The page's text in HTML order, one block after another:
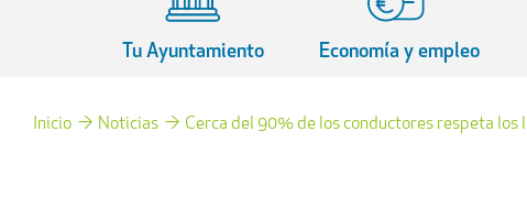
Tu Ayuntamiento Economía y empleo
Inicio Noticias Cerca del 90% de los conductores respeta